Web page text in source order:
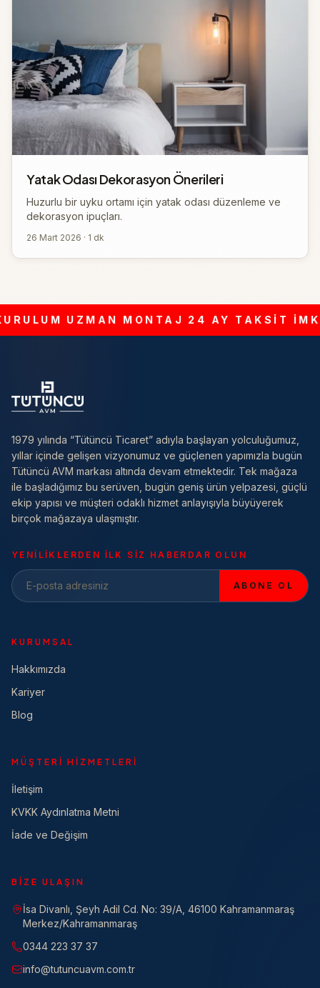
Yatak Odası Dekorasyon Önerileri
Huzurlu bir uyku ortamı için yatak odası düzenleme ve
dekorasyon ipuçları.
26 Mart 2026 · 1 dk
UZMAN MONTAJ 24 AY TAKSİT
1979 yılında “Tütüncü Ticaret” adıyla başlayan yolculuğumuz,
yıllar içinde gelişen vizyonumuz ve güçlenen yapımızla bugün
Tütüncü AVM markası altında devam etmektedir. Tek mağaza
ile başladığımız bu serüven, bugün geniş ürün yelpazesi, güçlü
ekip yapısı ve müşteri odaklı hizmet anlayışıyla büyüyerek
birçok mağazaya ulaşmıştır.
YENILIKLERDEN ILK SIZ HABERDAR OLUN
ABONE OL
KURUMSAL
Hakkımızda
Kariyer
Blog
MÜŞTERI HIZMETLERI
İletişim
KVKK Aydınlatma Metni
İade ve Değişim
BIZE ULAŞIN
İsa Divanlı, Şeyh Adil Cd. No: 39/A, 46100 Kahramanmaraş
Merkez/Kahramanmaraş
0344 223 37 37
info@tutuncuavm.com.tr